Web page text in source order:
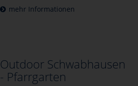
mehr Informationen
Outdoor Schwabhausen
- Pfarrgarten